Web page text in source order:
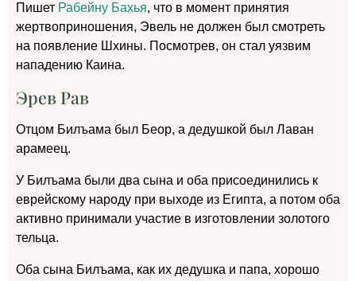
Пишет Рабейну Бахья, что в момент принятия
жертвоприношения, Эвель не должен был смотреть
на появление Шхины. Посмотрев, он стал уязвим
нападению Каина.
Эрев Рав
Отцом Билъама был Беор, а дедушкой был Лаван
арамеец.
У Билъама были два сына и оба присоединились к
еврейскому народу при выходе из Египта, а потом оба
активно принимали участие в изготовлении золотого
тельца.
Оба сына Билъама, как их дедушка и папа, хорошо